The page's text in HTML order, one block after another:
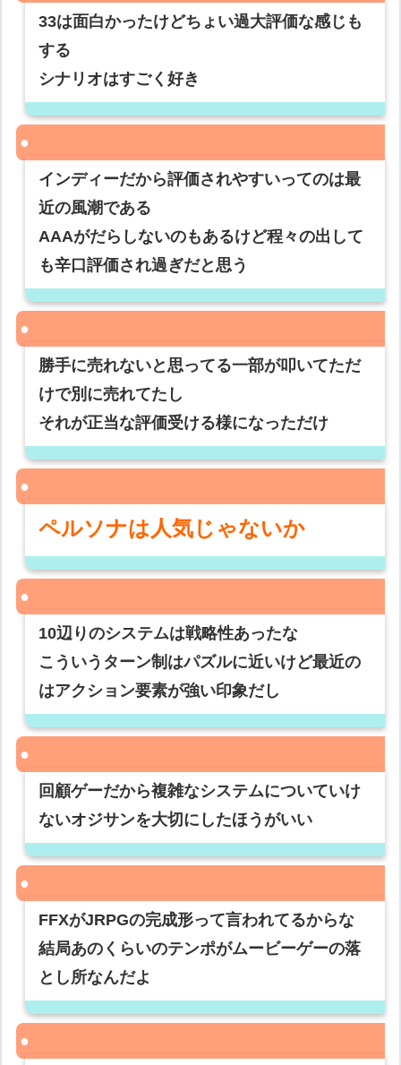
33は面白かったけどちょい過大評価な感じも
する
シナリオはすごく好き
インディーだから評価されやすいってのは最
近の風潮である
AAAがだらしないのもあるけど程々の出して
も辛口評価され過ぎだと思う
勝手に売れないと思ってる一部が叩いてただ
けで別に売れてたし
それが正当な評価受ける様になっただけ
ペルソナは人気じゃないか
10辺りのシステムは戦略性あったな
こういうターン制はパズルに近いけど最近の
はアクション要素が強い印象だし
回顧ゲーだから複雑なシステムについていけ
ないオジサンを大切にしたほうがいい
FFXがJRPGの完成形って言われてるからな
結局あのくらいのテンポがムービーゲーの落
とし所なんだよ